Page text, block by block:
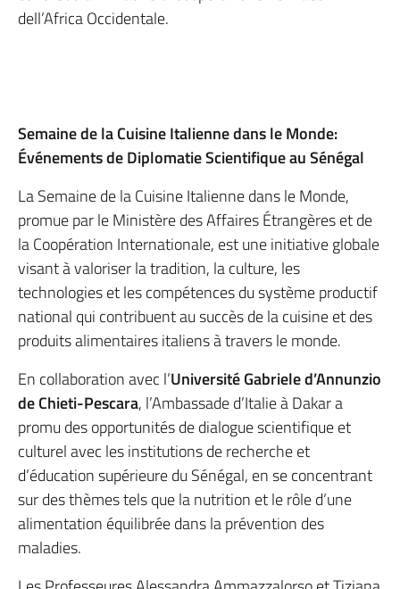
dell’Africa Occidentale.
Semaine de la Cuisine Italienne dans le Monde:
Événements de Diplomatie Scientifique au Sénégal
La Semaine de la Cuisine Italienne dans le Monde,
promue par le Ministère des Affaires Étrangères et de
la Coopération Internationale, est une initiative globale
visant à valoriser la tradition, la culture, les
technologies et les compétences du système productif
national qui contribuent au succès de la cuisine et des
produits alimentaires italiens à travers le monde.
En collaboration avec l’Université Gabriele d’Annunzio
de Chieti-Pescara, l’Ambassade d’Italie à Dakar a
promu des opportunités de dialogue scientifique et
culturel avec les institutions de recherche et
d’éducation supérieure du Sénégal, en se concentrant
sur des thèmes tels que la nutrition et le rôle d’une
alimentation équilibrée dans la prévention des
maladies.